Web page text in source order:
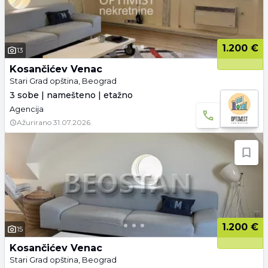
13
1.200 €
Kosančićev Venac
Stari Grad opština, Beograd
3 sobe | namešteno | etažno
Agencija
Ažurirano 31.07.2026.
15
1.200 €
Kosančićev Venac
Stari Grad opština, Beograd